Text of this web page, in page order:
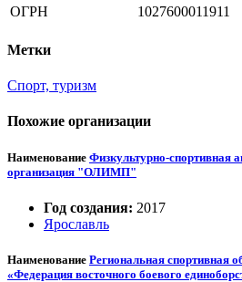
ОГРН
1027600011911
Метки
Спорт, туризм
Похожие организации
Наименование Физкультурно-спортивная
организация "ОЛИМП"
Год создания: 2017
Ярославль
Наименование Региональная спортивная
«Федерация восточного боевого